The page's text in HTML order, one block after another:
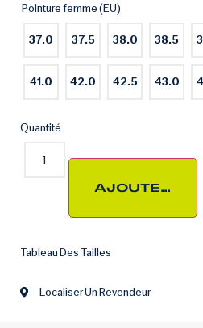
Pointure femme (EU)
37.0 37.5 38.0 38.5
41.0 42.0 42.5 43.0
Quantité
AJOUTER AU
Tableau Des Tailles
Localiser Un Revendeur